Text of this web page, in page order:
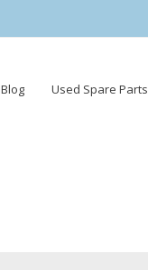
Blog Used Spare Parts